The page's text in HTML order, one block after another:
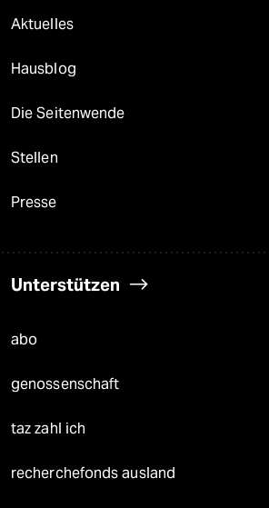
Aktuelles
Hausblog
Die Seitenwende
Stellen
Presse
Unterstützen
abo
genossenschaft
taz zahl ich
recherchefonds ausland